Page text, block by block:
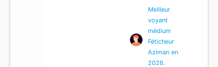
Meilleur
voyant
médium
Féticheur
Aziman en
2026.